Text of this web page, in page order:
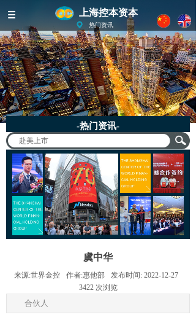
上海控本资本
热门资讯
-热门资讯-
虞中华
来源:世界金控 作者:惠他部 发布时间: 2022-12-27
3422 次浏览
合伙人